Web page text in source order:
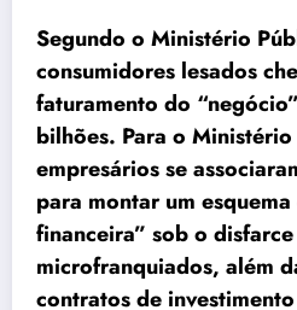
Segundo o Ministério
consumidores lesados
faturamento do
bilhões. Para o
empresários se
para montar um
financeira” sob o
microfranquiados, além
contratos de